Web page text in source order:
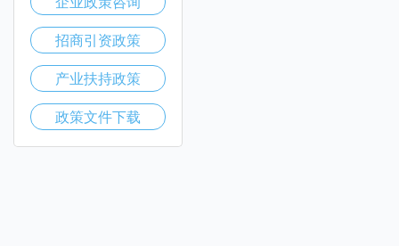
招商引资政策
产业扶持政策
政策文件下载